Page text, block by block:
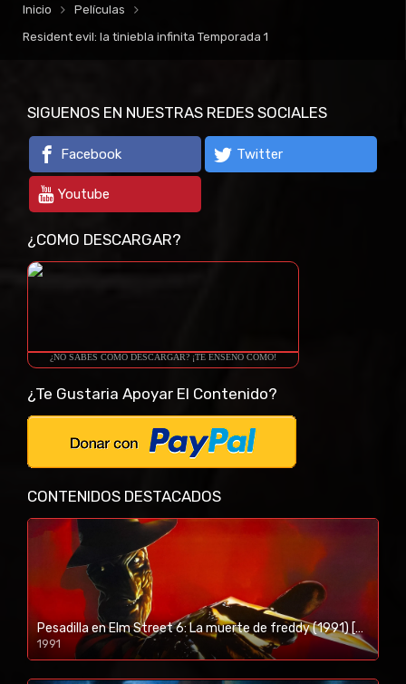
Inicio
Películas
Resident evil: la tiniebla infinita Temporada 1
SIGUENOS EN NUESTRAS REDES SOCIALES
Facebook Twitter
Youtube
¿COMO DESCARGAR?
¿NO SABES COMO DESCARGAR? ¡TE ENSEÑO COMO!
¿Te Gustaria Apoyar El Contenido?
CONTENIDOS DESTACADOS
Pesadilla en Elm Street 6: La muerte de freddy (1991) [BR-RIP] [HD-1080p]
1991